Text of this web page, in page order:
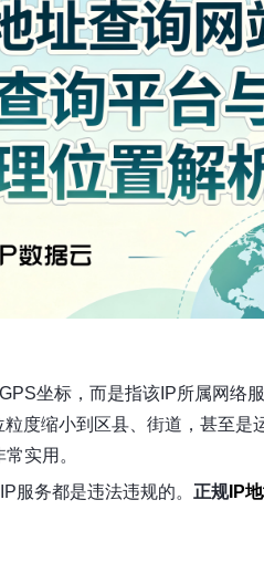
坐标，而是指该IP所属网络
度缩小到区县、街道，甚至是
实用。
服务都是违法违规的。 正规IP